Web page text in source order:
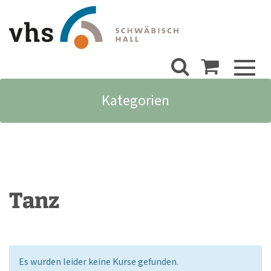
Kategorien
Tanz
Es wurden leider keine Kurse gefunden.